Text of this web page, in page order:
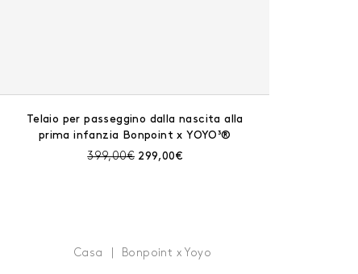
Telaio per passeggino dalla nascita alla
prima infanzia Bonpoint x YOYO³®
Prezzo prima dello sconto:
399,00€ Prezzo corrente:
299,00€
Casa Bonpoint x Yoyo